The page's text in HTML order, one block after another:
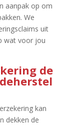
aanpak op om
We
uit
wat voor jou
de
kan
dekken de